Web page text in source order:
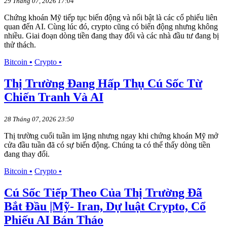
Chứng khoán Mỹ tiếp tục biến động và nổi bật là các cổ phiếu liên
quan đến AI. Cùng lúc đó, crypto cũng có biến động nhưng không
nhiều. Giai đoạn dòng tiền đang thay đổi và các nhà đầu tư đang bị
thử thách.
Bitcoin • Crypto •
Thị Trường Đang Hấp Thụ Cú Sốc Từ
Chiến Tranh Và AI
28 Tháng 07, 2026 23:50
Thị trường cuối tuần im lặng nhưng ngay khi chứng khoán Mỹ mở
cửa đầu tuần đã có sự biến động. Chúng ta có thể thấy dòng tiền
đang thay đổi.
Bitcoin • Crypto •
Cú Sốc Tiếp Theo Của Thị Trường Đã
Bắt Đầu |Mỹ- Iran, Dự luật Crypto, Cổ
Phiếu AI Bán Tháo